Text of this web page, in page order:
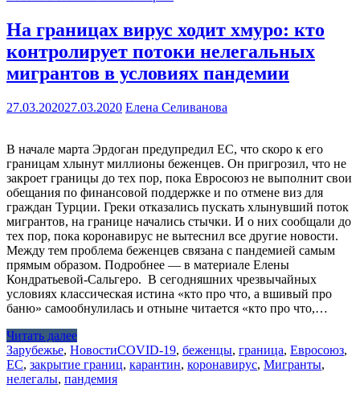
На границах вирус ходит хмуро: кто
контролирует потоки нелегальных
мигрантов в условиях пандемии
27.03.202027.03.2020 Елена Селиванова
В начале марта Эрдоган предупредил ЕС, что скоро к его
границам хлынут миллионы беженцев. Он пригрозил, что не
закроет границы до тех пор, пока Евросоюз не выполнит свои
обещания по финансовой поддержке и по отмене виз для
граждан Турции. Греки отказались пускать хлынувший поток
мигрантов, на границе начались стычки. И о них сообщали до
тех пор, пока коронавирус не вытеснил все другие новости.
Между тем проблема беженцев связана с пандемией самым
прямым образом. Подробнее — в материале Елены
Кондратьевой-Сальгеро. В сегодняшних чрезвычайных
условиях классическая истина «кто про что, а вшивый про
баню» самообнулилась и отныне читается «кто про что,…
Читать далее
Зарубежье, НовостиCOVID-19, беженцы, граница, Евросоюз,
ЕС, закрытие границ, карантин, коронавирус, Мигранты,
нелегалы, пандемия